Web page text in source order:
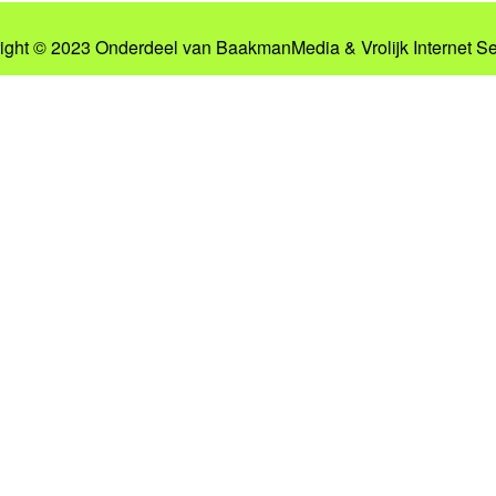
© 2023 Onderdeel van BaakmanMedia& Vrolijk Internet